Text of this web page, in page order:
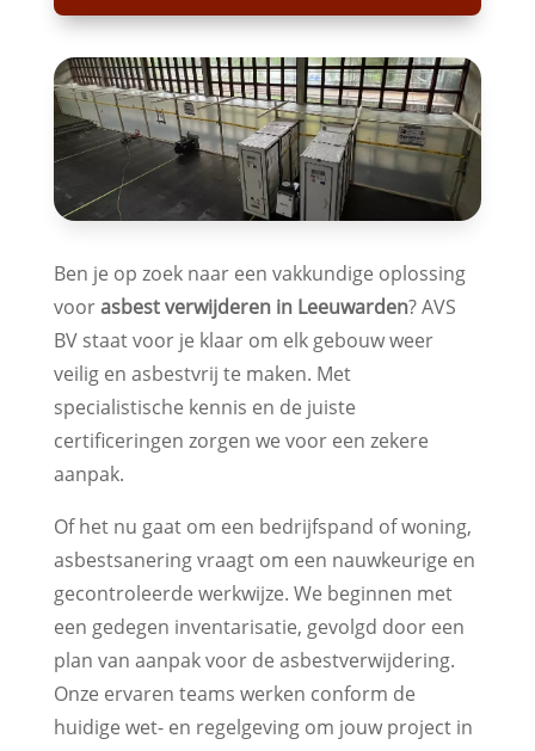
Ben je op zoek naar een vakkundige oplossing
voorasbest verwijderen in Leeuwarden? AVS
BV staat voor je klaar om elk gebouw weer
veilig en asbestvrij te maken. Met
specialistische kennis en de juiste
certificeringen zorgen we voor een zekere
aanpak.
Of het nu gaat om een bedrijfspand of woning,
asbestsanering vraagt om een nauwkeurige en
gecontroleerde werkwijze. We beginnen met
een gedegen inventarisatie, gevolgd door een
plan van aanpak voor de asbestverwijdering.
Onze ervaren teams werken conform de
huidige wet- en regelgeving om jouw project in